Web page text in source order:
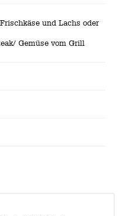
und Lachs oder
Gemüse vom Grill